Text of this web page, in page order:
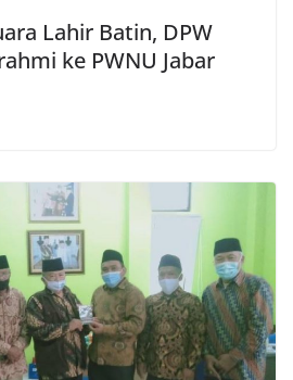
Lahir Batin, DPW
ke PWNU Jabar